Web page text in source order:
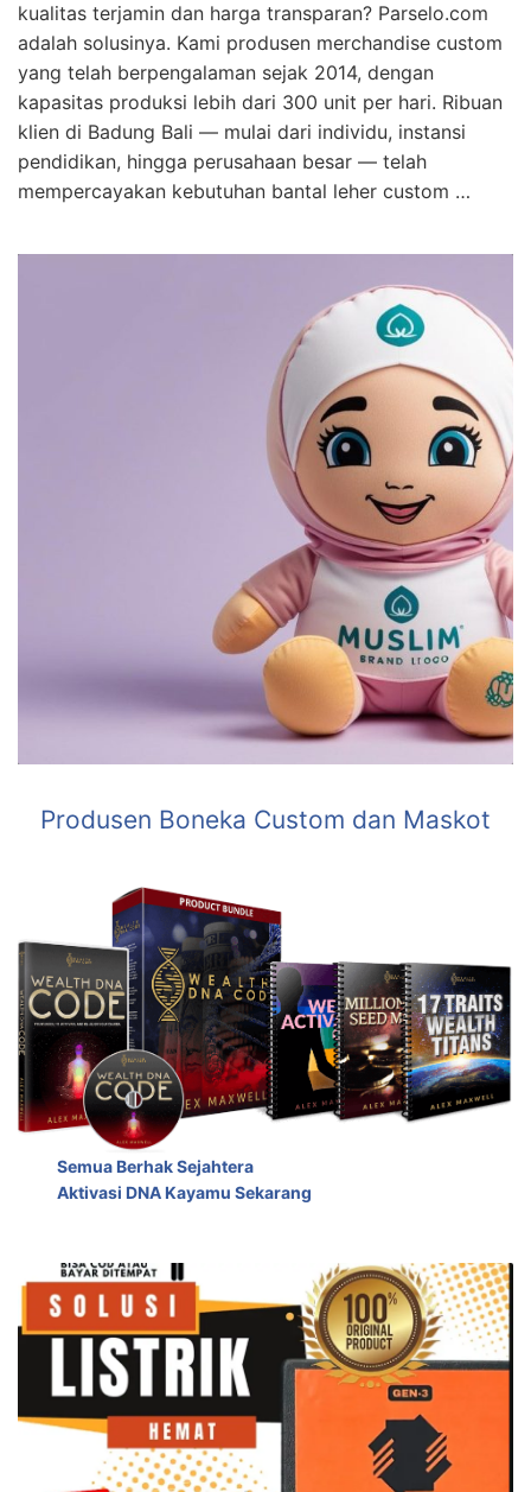
kualitas terjamin dan harga transparan? Parselo.com
adalah solusinya. Kami produsen merchandise custom
yang telah berpengalaman sejak 2014, dengan
kapasitas produksi lebih dari 300 unit per hari. Ribuan
klien di Badung Bali — mulai dari individu, instansi
pendidikan, hingga perusahaan besar — telah
mempercayakan kebutuhan bantal leher custom …
Produsen Boneka Custom dan Maskot
Semua Berhak Sejahtera
Aktivasi DNA Kayamu Sekarang